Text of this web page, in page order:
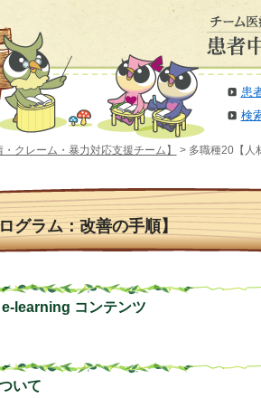
患
検
クレーム・暴力対応支援チーム】 > 多職種20【人
グラム：改善の手順】
learning コンテンツ
いて